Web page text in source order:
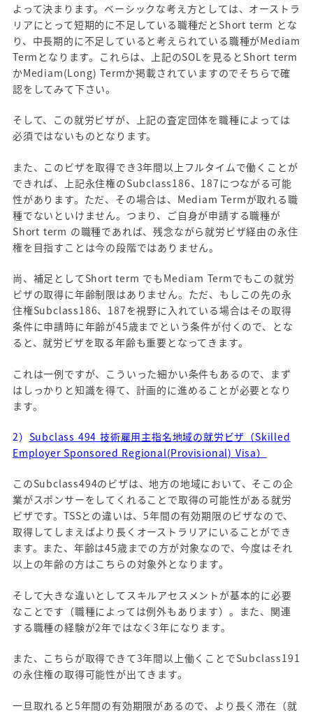
よって決まります。ベーシックな考え方としては、オーストラ
リアにとって短期的に不足している職種だとShort term とな
り、中長期的に不足していると考えられている職種がMediam
Termとなります。これらは、上記のSOLを見るとShort term
かMediam(Long) Termか掲載されていますのでそちらで確
認をしてみて下さい。
そして、この就労ビザが、上記の査定団体を職種によっては
必須ではないものとなります。
また、このビザを取得でき3年間以上フルタイムで働くことが
できれば、上記永住権のSubclass186、187につながる可能
性があります。ただ、その場合は、Mediam Termが取れる職
種でないといけません。つまり、ご自身が申請する職種が
Short term の職種であれば、残念ながら就労ビザ経由の永住
権を目指すことは今の段階ではありません。
尚、補足としてShort term でもMediam Termでもこの就労
ビザの取得に年齢制限はありません。ただ、もしこの先の永
住権Subclass186、187を視野に入れている場合はその取得
条件に申請時に年齢が45歳までという条件が付くので、とな
ると、就労ビザを取る年齢も重要となってきます。
これは一例ですが、こういった細かい条件もあるので、まず
はしっかりと知識を得て、計画的に進めることが必要となり
ます。
2） Subclass 494 技術雇用主指名地域の就労ビザ（Skilled
Employer Sponsored Regional(Provisional) Visa）
このSubclass494のビザは、地方の地域において、そこの企
業がスポンサーをしてくれることで取得の可能性がある就労
ビザです。TSSとの違いは、5年間の有効期限のビザなので、
取得してしまえばより長くオーストラリアにいることができ
ます。また、年齢は45歳までの方が対象なので、今度はそれ
以上の年齢の方はこちらの対象外となります。
そして大きな違いとしてスキルアセスメントが基本的に必要
なことです（職種によっては例外もあります）。また、関連
する職種の経験が2年ではなく3年になります。
また、こちらが取得できて3年間以上働くことでSubclass191
の永住権の取得可能性が出てきます。
一旦取れると5年間の有効期限があるので、より長く滞在（就